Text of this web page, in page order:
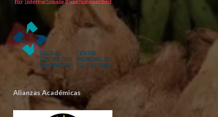
Alianzas Académicas